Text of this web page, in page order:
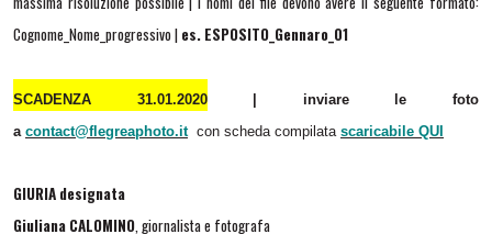
Cognome_Nome_progressivo | es. ESPOSITO_Gennaro_01
SCADENZA 31.01.2020| inviare le foto
a contact@flegreaphoto.it con scheda compilata scaricabile QUI
GIURIA designata
Giuliana CALOMINO, giornalista e fotografa